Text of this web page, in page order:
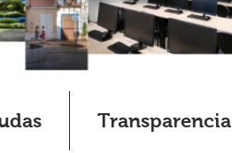
Transparencia